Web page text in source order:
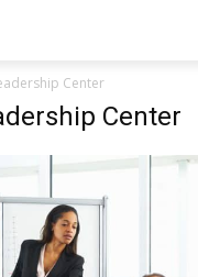
Center
Center